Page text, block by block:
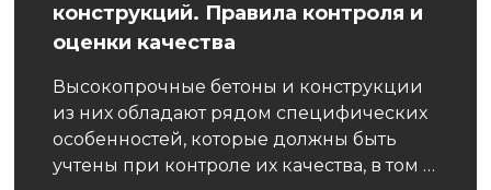
конструкций. Правила контроля и
оценки качества
Высокопрочные бетоны и конструкции
из них обладают рядом специфических
особенностей, которые должны быть
учтены при контроле их качества, в том …